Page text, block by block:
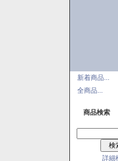
新着商品...
全商品...
商品検索
詳細